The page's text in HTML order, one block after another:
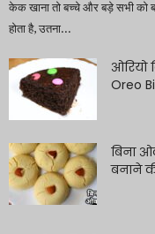
केक खाना तो बच्चे और बड़े सभी को
होता है, उतना...
Oreo
बिना
बनाने